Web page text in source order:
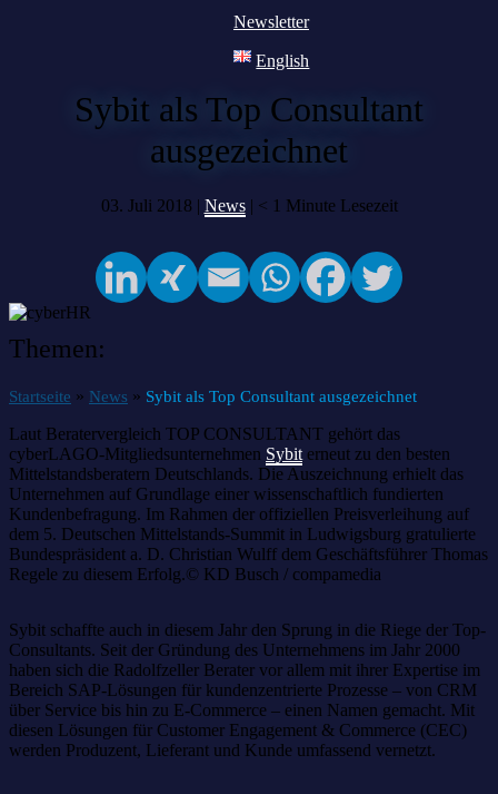
Newsletter
English
Sybit als Top Consultant
ausgezeichnet
03. Juli 2018 | News| < 1 Minute Lesezeit
Themen:
Startseite » News » Sybit als Top Consultant ausgezeichnet
Laut Beratervergleich TOP CONSULTANT gehört das
cyberLAGO-Mitgliedsunternehmen Sybit erneut zu den besten
Mittelstandsberatern Deutschlands. Die Auszeichnung erhielt das
Unternehmen auf Grundlage einer wissenschaftlich fundierten
Kundenbefragung. Im Rahmen der offiziellen Preisverleihung auf
dem 5. Deutschen Mittelstands-Summit in Ludwigsburg gratulierte
Bundespräsident a. D. Christian Wulff dem Geschäftsführer Thomas
Regele zu diesem Erfolg.© KD Busch / compamedia
Sybit schaffte auch in diesem Jahr den Sprung in die Riege der Top-
Consultants. Seit der Gründung des Unternehmens im Jahr 2000
haben sich die Radolfzeller Berater vor allem mit ihrer Expertise im
Bereich SAP-Lösungen für kundenzentrierte Prozesse – von CRM
über Service bis hin zu E-Commerce – einen Namen gemacht. Mit
diesen Lösungen für Customer Engagement & Commerce (CEC)
werden Produzent, Lieferant und Kunde umfassend vernetzt.